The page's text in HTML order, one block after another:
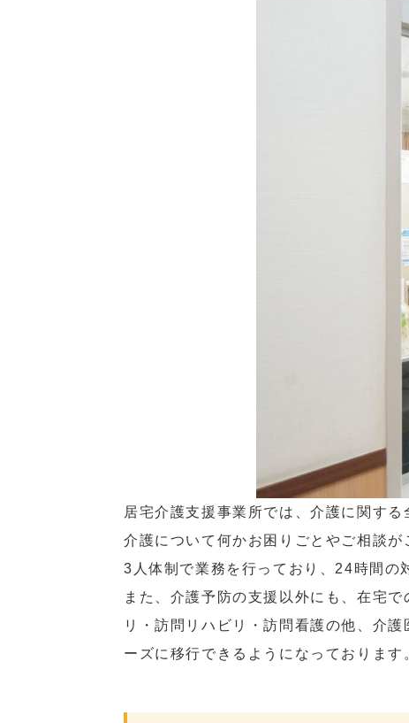
居宅介護支援事業所では、介護に関する
介護について何かお困りごとやご相談が
3人体制で業務を行っており、24時間の
また、介護予防の支援以外にも、在宅
リ・訪問リハビリ・訪問看護の他、介
ーズに移行できるようになっておりま